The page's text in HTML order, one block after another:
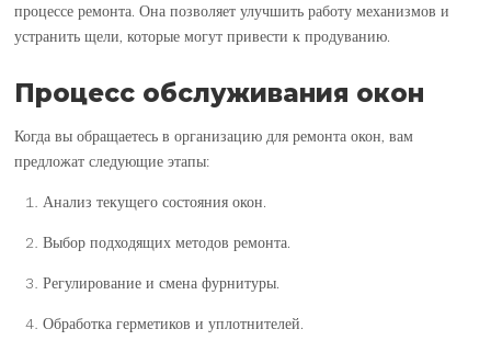
процессе ремонта. Она позволяет улучшить работу механизмов и
устранить щели, которые могут привести к продуванию.
Процесс обслуживания окон
Когда вы обращаетесь в организацию для ремонта окон, вам
предложат следующие этапы:
Анализ текущего состояния окон.
Выбор подходящих методов ремонта.
Регулирование и смена фурнитуры.
Обработка герметиков и уплотнителей.